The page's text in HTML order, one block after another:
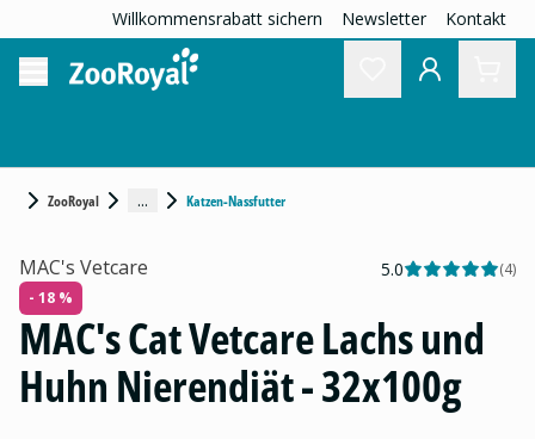
Willkommensrabatt sichern Newsletter Kontakt
ZooRoyal ... Katzen-Nassfutter
MAC's Vetcare 5.0 (4)
- 18 %
MAC's Cat Vetcare Lachs und
Huhn Nierendiät - 32x100g